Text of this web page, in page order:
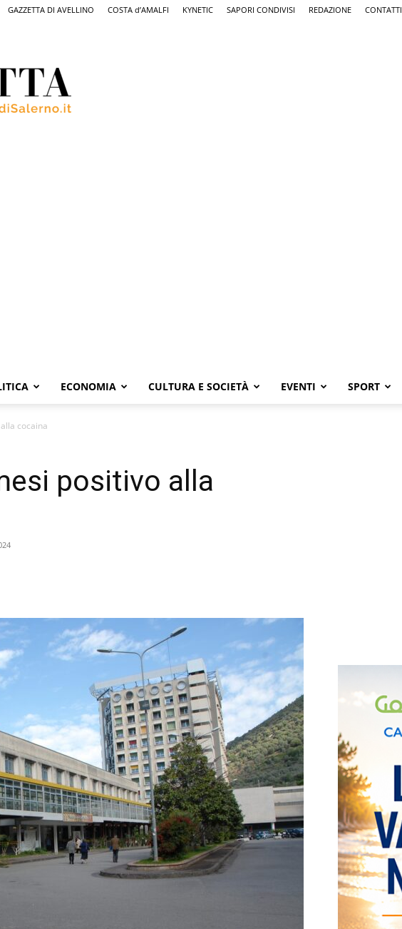
GAZZETTA DI AVELLINO COSTA d’AMALFI KYNETIC SAPORI CONDIVISI REDAZIONE CONTATTI
ECONOMIA CULTURA E SOCIETÀ EVENTI SPORT
cocaina
positivo alla